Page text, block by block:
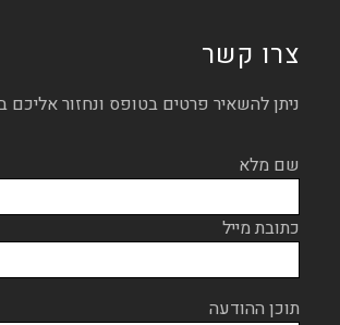
צרו קשר
ניתן להשאיר פרטים בטופס ונחזור
שם מלא
כתובת מייל
תוכן ההודעה